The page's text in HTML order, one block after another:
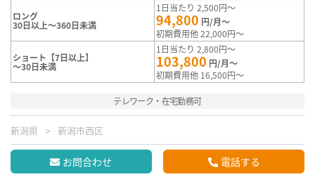
ロング
30日以上～360日未満
1日当たり 2,500円～
94,800 円/月～
初期費用他 22,000円～
ショート【7日以上】
～30日未満
1日当たり 2,800円～
103,800 円/月～
初期費用他 16,500円～
テレワーク・在宅勤務可
新潟県 新潟市西区
お問合わせ 電話する